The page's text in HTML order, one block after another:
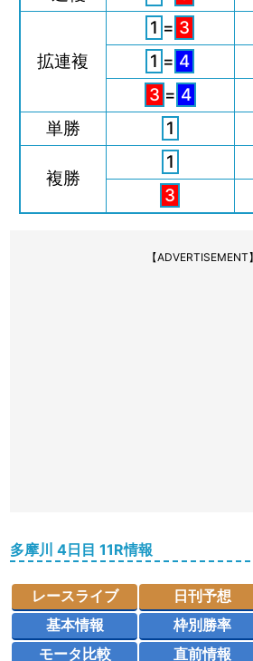
拡連複
1 = 3
1 = 4
3 = 4
単勝
1
複勝
1
3
【ADVERTISEMENT】
多摩川 4日目 11R情報
レースライブ 日刊予想
基本情報
枠別勝率
モータ比較
直前情報